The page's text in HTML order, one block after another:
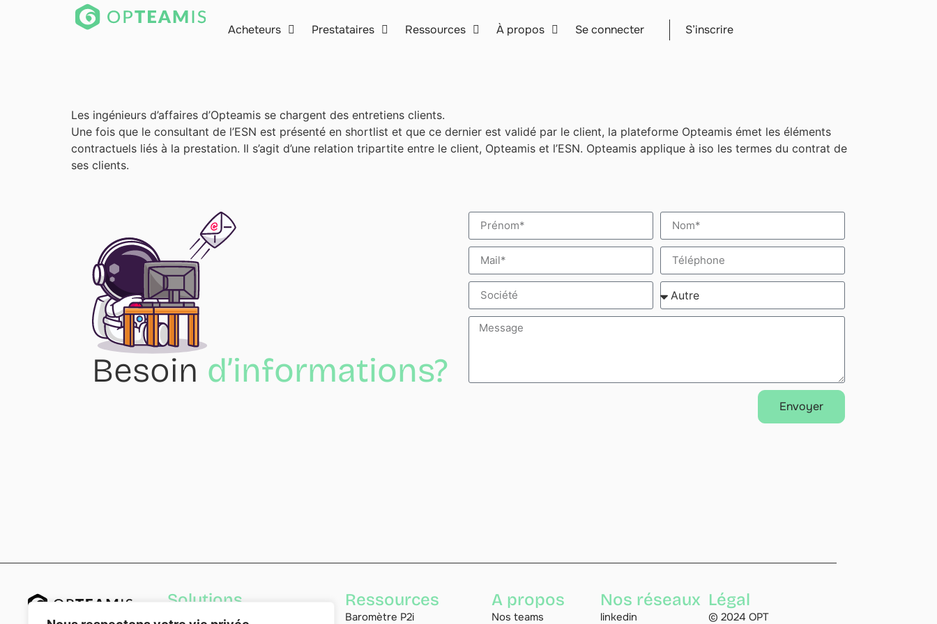
Acheteurs Prestataires Ressources À propos Se connecter S’inscrire
Les ingénieurs d’affaires d’Opteamis se chargent des entretiens clients.
Une fois que le consultant de l’ESN est présenté en shortlist et que ce dernier est validé par le client, la plateforme Opteamis émet les éléments
contractuels liés à la prestation. Il s’agit d’une relation tripartite entre le client, Opteamis et l’ESN. Opteamis applique à iso les termes du contrat de
ses clients.
Besoin d’informations?
Envoyer
Solutions
Acheteurs
Ressources
Baromètre P2i
A propos
Nos teams
Nos réseaux
linkedin
Légal
© 2024 OPT